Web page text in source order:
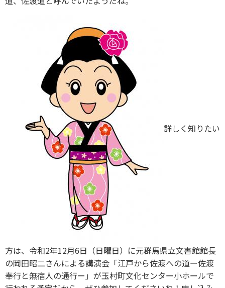
詳しく知りたい
方は、令和2年12月6日（日曜日）に元群馬県立文書館館長
の岡田昭二さんによる講演会「江戸から佐渡への道ー佐渡
奉行と無宿人の通行ー」が玉村町文化センター小ホールで